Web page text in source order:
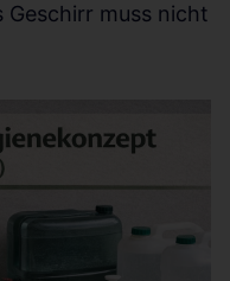
Geschirr muss nicht